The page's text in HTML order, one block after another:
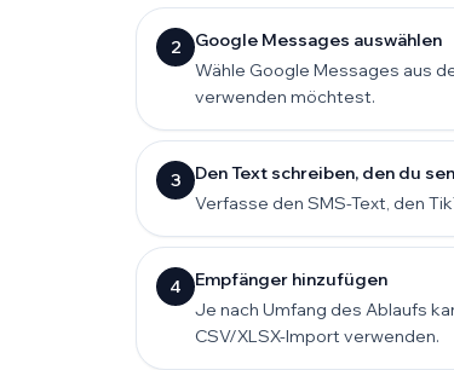
2
Google Messages auswählen
Wähle Google Messages aus
verwenden möchtest.
3
Den Text schreiben, den du
Verfasse den SMS-Text, den
4
Empfänger hinzufügen
Je nach Umfang des Ablaufs
CSV/XLSX-Import verwenden.